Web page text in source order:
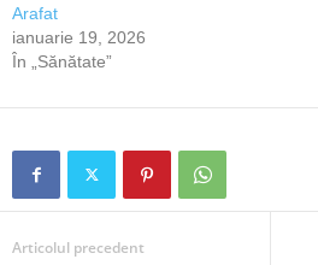
Arafat
ianuarie 19, 2026
În „Sănătate”
Articolul precedent